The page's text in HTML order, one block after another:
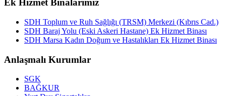
Ek Hizmet Binalarımız
SDH Toplum ve Ruh Sağlığı (TRSM) Merkezi (Kıbrıs Cad.)
SDH Baraj Yolu (Eski Askeri Hastane) Ek Hizmet Binası
SDH Marsa Kadın Doğum ve Hastalıkları Ek Hizmet Binası
Anlaşmalı Kurumlar
SGK
BAĞKUR